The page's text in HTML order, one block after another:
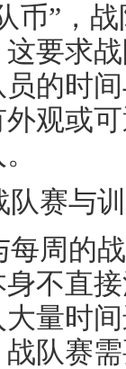
币”，
要求
的时
观或
赛与
每周的
不直
量时
队赛